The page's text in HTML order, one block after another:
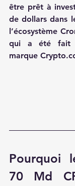
être prêt à
de dollars dans
l’écosystème
qui a été fait
marque
Pourquoi
70 Md